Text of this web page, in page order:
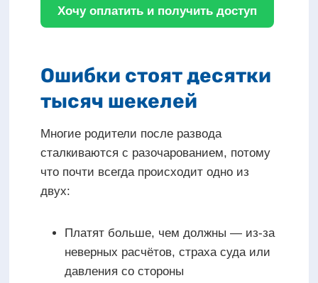
Хочу оплатить и получить доступ
Ошибки стоят десятки
тысяч шекелей
Многие родители после развода
сталкиваются с разочарованием, потому
что почти всегда происходит одно из
двух:
Платят больше, чем должны — из-за
неверных расчётов, страха суда или
давления со стороны